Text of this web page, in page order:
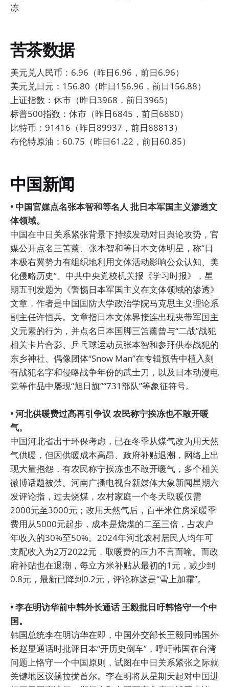
冻
苦茶数据
美元兑人民币：6.96（昨日6.96，前日6.96）
美元兑日元：156.80（昨日156.96，前日156.88）
上证指数：休市（昨日3968，前日3965）
标普500指数：休市（昨日6845，前日6880）
比特币：91416（昨日89937，前日88813）
布伦特原油：60.75（昨日61.22，前日60.85）
中国新闻
• 中国官媒点名张本智和等名人 批日本军国主义渗透文
体领域。
中国在中日关系紧张背景下持续发动对日舆论攻势，官
媒公开点名三笘薰、张本智和等日本文体明星，称“日
本极右翼势力有组织地利用文体活动影响公众认知、美
化侵略历史”。中共中央党校机关报《学习时报》，星
期五刊发题为《警惕日本军国主义在文体领域的渗透》
文章，作者是中国国防大学政治学院马克思主义理论系
副主任许恒兵。文章指日本文体界接连出现夹带军国主
义元素的行为，并点名日本国脚三笘薰曾与“二战”战犯
相关卡片合影、乒乓球运动员张本智和参拜供奉战犯的
东乡神社、偶像团体“Snow Man”在专辑预告中植入刻
有战犯名字和侵略战争年份的武士刀，以及日本动漫电
竞等作品中屡现“旭日旗”“731部队”等象征符号。
• 河北供暖费过高再引争议 农民称宁挨冻也不敢开暖
气。
中国河北省出于环保考虑，已在冬季从煤气改为用天然
气供暖，但因供暖成本高昂、政府补贴退潮，网络上出
现大量抱怨，有农民称宁挨冻也不敢开暖气，多个相关
微博话题被禁。河南广播电视台新媒体大象新闻星期六
发评论指，过去烧煤，农村家庭一个冬天取暖仅需
2000元至3000元；改用天然气后，百平米住房采暖季
费用从5000元起步，成本是烧煤的二至三倍，占农户
年收入的30%至50%。2024年河北农村居民人均年可
支配收入为2万2022元，取暖费的压力不言而喻。而政
府补贴也在退潮，每立方米补贴从最初的1元，减少到
0.8元，最新已降到0.2元，评论称这是“雪上加霜”。
• 李在明访华前中韩外长通话 王毅批日吁韩恪守一个中
国。
韩国总统李在明访华在即，中国外交部长王毅同韩国外
长赵显通话时批评日本“开历史倒车”，呼吁韩国在台湾
问题上恪守一个中国原则，试图在中日关系紧张之际就
关键地区议题拉拢首尔。李在明将从星期天起对中国进